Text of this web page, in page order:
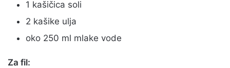
1 kašičica soli
2 kašike ulja
oko 250 ml mlake vode
Za fil: